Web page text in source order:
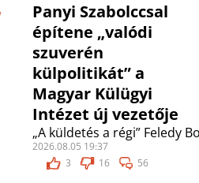
Panyi Szabolccsal
építene „valódi
szuverén
külpolitikát” a
Magyar Külügyi
Intézet új vezetője
„A küldetés a régi” Feledy
2026.08.05 19:37
3
16 56